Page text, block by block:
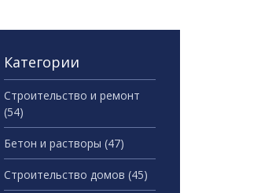
Категории
Строительство и ремонт
(54)
Бетон и растворы (47)
Строительство домов (45)